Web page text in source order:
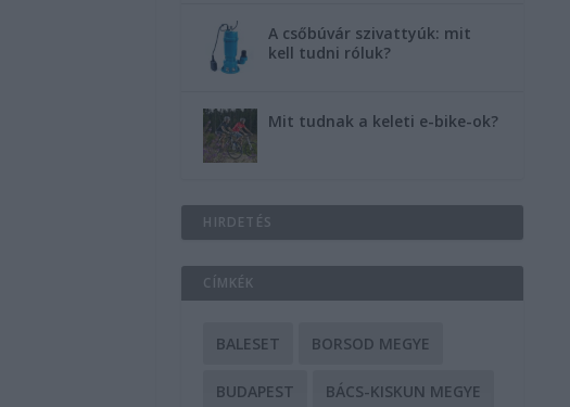
A csőbúvár szivattyúk: mit
kell tudni róluk?
Mit tudnak a keleti e-bike-ok?
HIRDETÉS
CÍMKÉK
BALESET BORSOD MEGYE
BUDAPEST BÁCS-KISKUN MEGYE